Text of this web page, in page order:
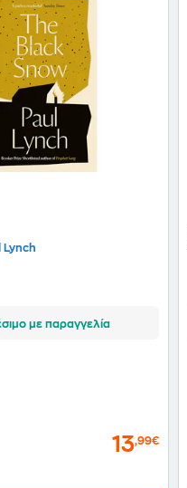
Lynch
με παραγγελία
13,99€